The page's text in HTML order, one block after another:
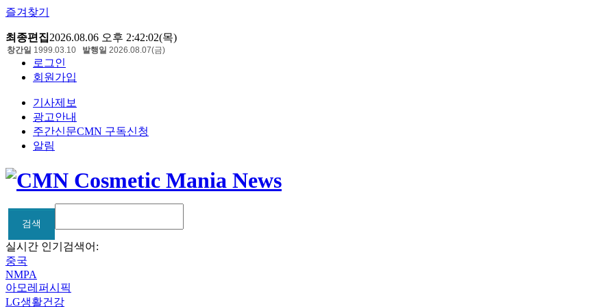
즐겨찾기
최종편집2026.08.06 오후 2:42:02(목)
로그인
회원가입
기사제보
광고안내
주간신문CMN 구독신청
알림
창간일 1999.03.10 발행일 2026.08.07(금)
검색
검색
실시간 인기검색어:
중국
NMPA
아모레퍼시픽
LG생활건강